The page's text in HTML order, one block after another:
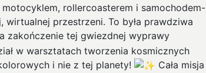
rollercoasterem i samochodem-
wirtualnej przestrzeni. To była prawdziwa
zakończenie tej gwiezdnej wyprawy
w warsztatach tworzenia kosmicznych
i nie z tej planety!
Cała misja